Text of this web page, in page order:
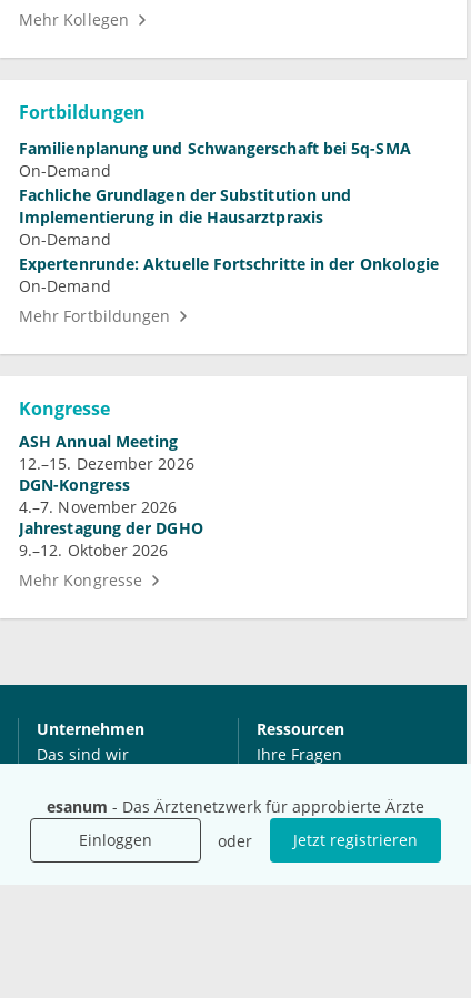
esanum - Das Ärztenetzwerk für approbierte Ärzte
Einloggen
oder Jetzt registrieren
Mehr Kollegen
Fortbildungen
Familienplanung und Schwangerschaft bei 5q-SMA
On-Demand
Fachliche Grundlagen der Substitution und
Implementierung in die Hausarztpraxis
On-Demand
Expertenrunde: Aktuelle Fortschritte in der Onkologie
On-Demand
Mehr Fortbildungen
Kongresse
ASH Annual Meeting
12.–15. Dezember 2026
DGN-Kongress
4.–7. November 2026
Jahrestagung der DGHO
9.–12. Oktober 2026
Mehr Kongresse
Unternehmen
Das sind wir
Für Agenturen
Mediadaten
Presse
Ressourcen
Ihre Fragen